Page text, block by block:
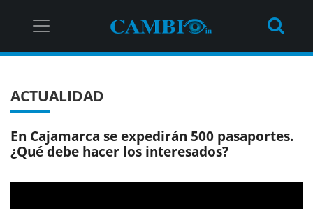
ACTUALIDAD
En Cajamarca se expedirán 500 pasaportes.
¿Qué debe hacer los interesados?